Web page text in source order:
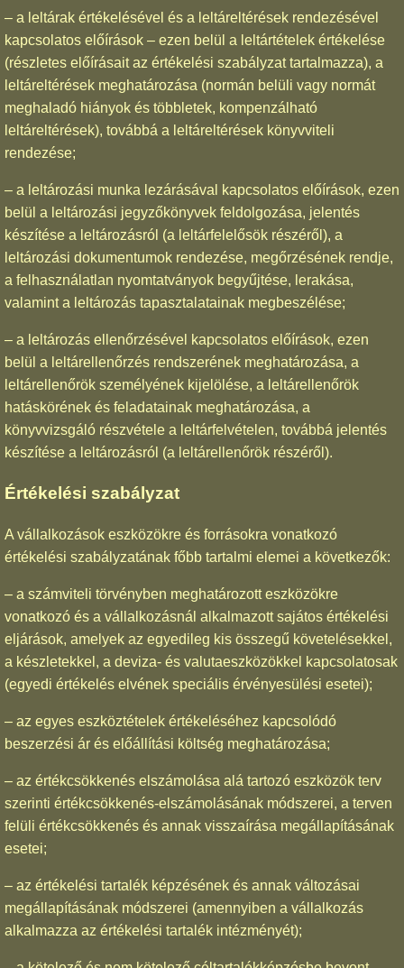
– a leltárak értékelésével és a leltáreltérések rendezésével
kapcsolatos előírások – ezen belül a leltártételek értékelése
(részletes előírásait az értékelési szabályzat tartalmazza), a
leltáreltérések meghatározása (normán belüli vagy normát
meghaladó hiányok és többletek, kompenzálható
leltáreltérések), továbbá a leltáreltérések könyvviteli
rendezése;
– a leltározási munka lezárásával kapcsolatos előírások, ezen
belül a leltározási jegyzőkönyvek feldolgozása, jelentés
készítése a leltározásról (a leltárfelelősök részéről), a
leltározási dokumentumok rendezése, megőrzésének rendje,
a felhasználatlan nyomtatványok begyűjtése, lerakása,
valamint a leltározás tapasztalatainak megbeszélése;
– a leltározás ellenőrzésével kapcsolatos előírások, ezen
belül a leltárellenőrzés rendszerének meghatározása, a
leltárellenőrök személyének kijelölése, a leltárellenőrök
hatáskörének és feladatainak meghatározása, a
könyvvizsgáló részvétele a leltárfelvételen, továbbá jelentés
készítése a leltározásról (a leltárellenőrök részéről).
Értékelési szabályzat
A vállalkozások eszközökre és forrásokra vonatkozó
értékelési szabályzatának főbb tartalmi elemei a következők:
– a számviteli törvényben meghatározott eszközökre
vonatkozó és a vállalkozásnál alkalmazott sajátos értékelési
eljárások, amelyek az egyedileg kis összegű követelésekkel,
a készletekkel, a deviza- és valutaeszközökkel kapcsolatosak
(egyedi értékelés elvének speciális érvényesülési esetei);
– az egyes eszköztételek értékeléséhez kapcsolódó
beszerzési ár és előállítási költség meghatározása;
– az értékcsökkenés elszámolása alá tartozó eszközök terv
szerinti értékcsökkenés-elszámolásának módszerei, a terven
felüli értékcsökkenés és annak visszaírása megállapításának
esetei;
– az értékelési tartalék képzésének és annak változásai
megállapításának módszerei (amennyiben a vállalkozás
alkalmazza az értékelési tartalék intézményét);